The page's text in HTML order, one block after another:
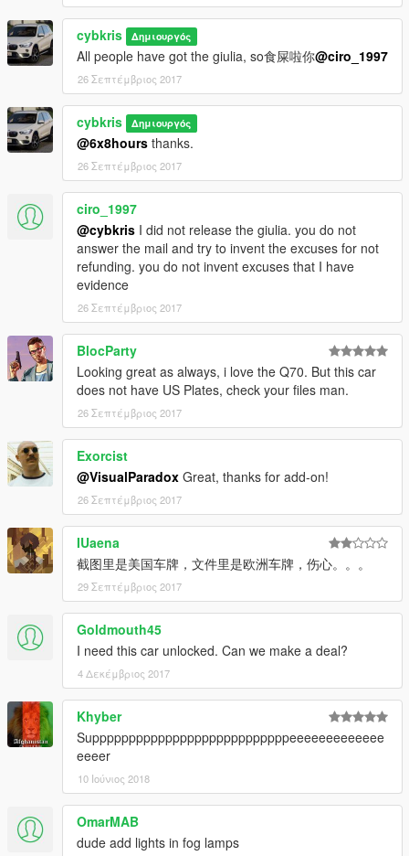
cybkris Δημιουργός
All people have got the giulia, so食屎啦你@ciro_1997
26 Σεπτέμβριος 2017
cybkris Δημιουργός
@6x8hours thanks.
26 Σεπτέμβριος 2017
ciro_1997
@cybkris I did not release the giulia. you do not
answer the mail and try to invent the excuses for not
refunding. you do not invent excuses that I have
evidence
26 Σεπτέμβριος 2017
BlocParty
Looking great as always, i love the Q70. But this car
does not have US Plates, check your files man.
26 Σεπτέμβριος 2017
Exorcist
@VisualParadox Great, thanks for add-on!
26 Σεπτέμβριος 2017
IUaena
截图里是美国车牌，文件里是欧洲车牌，伤心。。。
29 Σεπτέμβριος 2017
Goldmouth45
I need this car unlocked. Can we make a deal?
4 Δεκέμβριος 2017
Khyber
Supppppppppppppppppppppppppppeeeeeeeeeeeee
eeeer
10 Ιούνιος 2018
OmarMAB
dude add lights in fog lamps